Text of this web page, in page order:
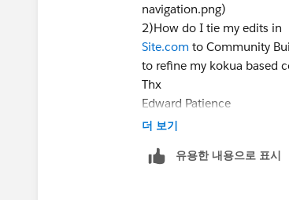
navigation.png)
2)How do I tie my edits in
Site.com to Community
to refine my kokua based
Thx
Edward Patience
Data Retirement Solutions,
954.261.0906
더 보기
유용한 내용으로 표시